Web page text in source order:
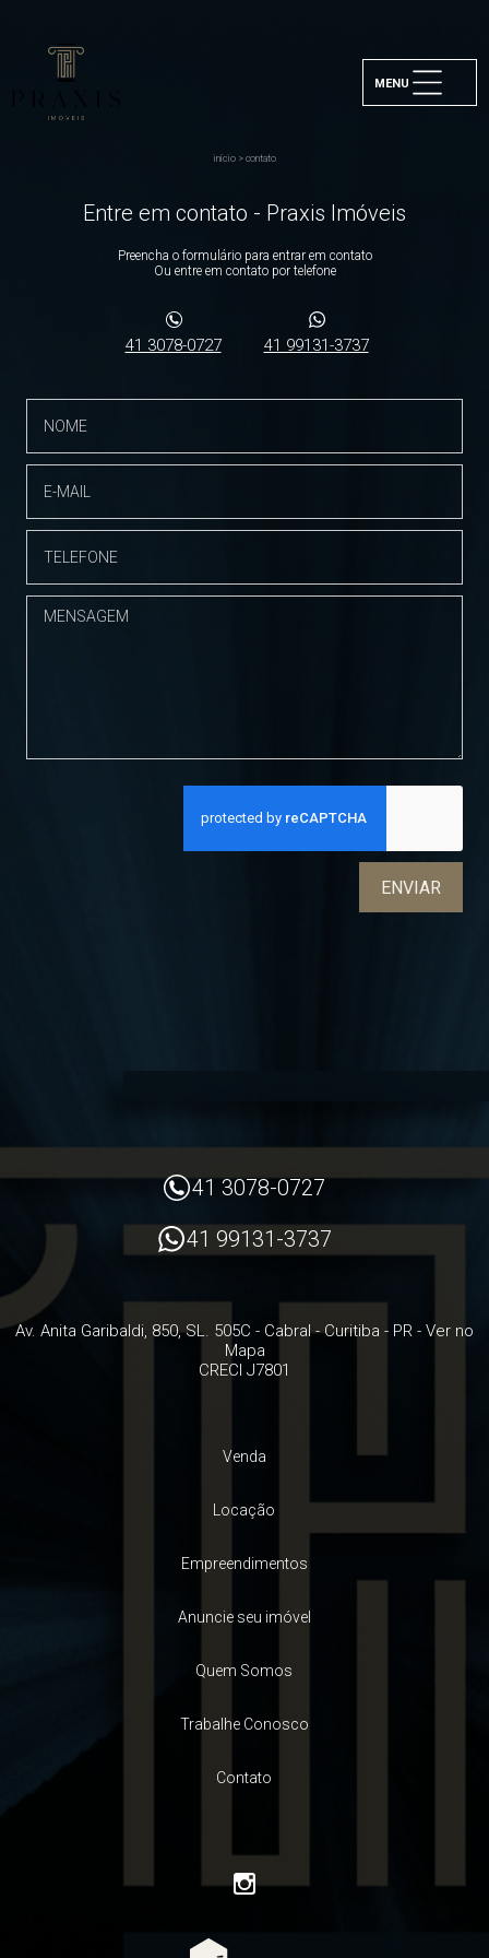
MENU
início > contato
Entre em contato - Praxis Imóveis
Preencha o formulário para entrar em contato
Ou entre em contato por telefone
41 3078-0727 41 99131-3737
ENVIAR
41 3078-0727
41 99131-3737
Av. Anita Garibaldi, 850, SL. 505C - Cabral -Curitiba - PR - Ver no
Mapa
CRECI J7801
Venda
Locação
Empreendimentos
Anuncie seu imóvel
Quem Somos
Trabalhe Conosco
Contato